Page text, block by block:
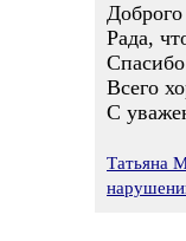
Рада,
Всего
С
Татьяна